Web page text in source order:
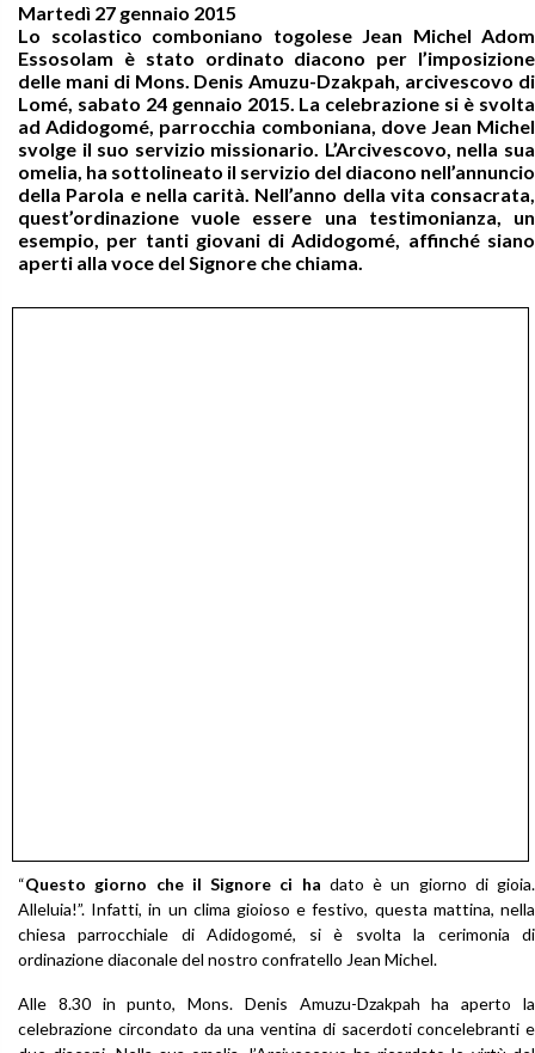
Martedì 27 gennaio 2015
Lo scolastico comboniano togolese Jean Michel Adom
Essosolam è stato ordinato diacono per l’imposizione
delle mani di Mons. Denis Amuzu-Dzakpah, arcivescovo di
Lomé, sabato 24 gennaio 2015. La celebrazione si è svolta
ad Adidogomé, parrocchia comboniana, dove Jean Michel
svolge il suo servizio missionario. L’Arcivescovo, nella sua
omelia, ha sottolineato il servizio del diacono nell’annuncio
della Parola e nella carità. Nell’anno della vita consacrata,
quest’ordinazione vuole essere una testimonianza, un
esempio, per tanti giovani di Adidogomé, affinché siano
aperti alla voce del Signore che chiama.
“Questo giorno che il Signore ci ha dato è un giorno di gioia.
Alleluia!”. Infatti, in un clima gioioso e festivo, questa mattina, nella
chiesa parrocchiale di Adidogomé, si è svolta la cerimonia di
ordinazione diaconale del nostro confratello Jean Michel.
Alle 8.30 in punto, Mons. Denis Amuzu-Dzakpah ha aperto la
celebrazione circondato da una ventina di sacerdoti concelebranti e